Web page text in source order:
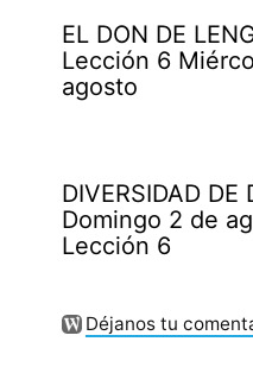
EL DON DE
Lección 6
agosto
DIVERSIDAD DE
Domingo 2 de
Lección 6
Déjanos tu